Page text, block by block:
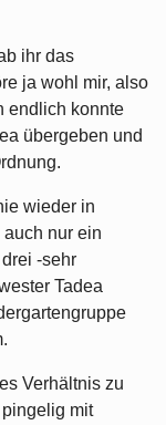
ihr das
ja wohl mir, also
endlich konnte
übergeben und
wieder in
nur ein
-sehr
Tadea
Verhältnis zu
mit